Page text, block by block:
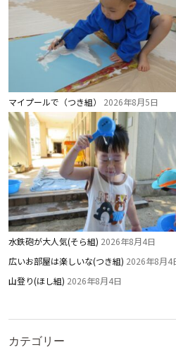
マイプールで（つき組） 2026年8月5日
水鉄砲が大人気(そら組) 2026年8月4日
広いお部屋は楽しいな(つき組) 2026年8月4
山登り(ほし組) 2026年8月4日
カテゴリー